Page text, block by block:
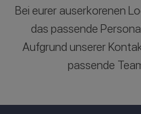
Bei eurer auserkorenen
das passende
Aufgrund unserer
passende